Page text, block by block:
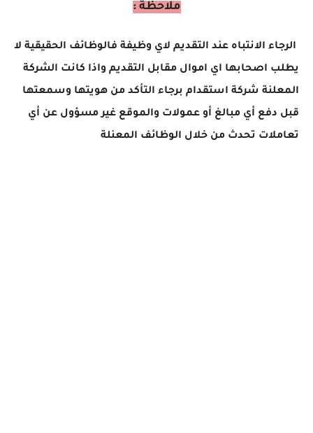
ملاحظة :
الرجاء الانتباه عند التقديم لاي وظيفة فالوظائف الحقيقية لا
يطلب اصحابها اي اموال مقابل التقديم واذا كانت الشركة
المعلنة شركة استقدام برجاء التأكد من هويتها وسمعتها
قبل دفع أي مبالغ أو عمولات والموقع غير مسؤول عن أي
تعاملات تحدث من خلال الوظائف المعنلة